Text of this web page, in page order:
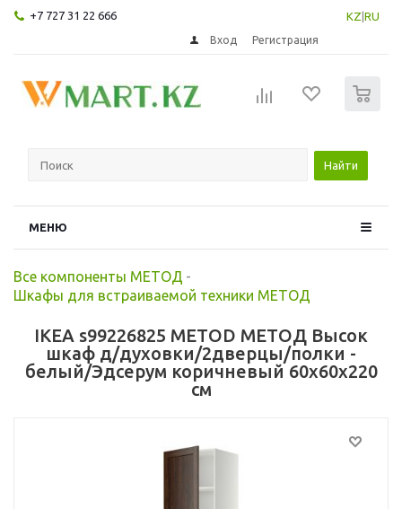
+7 727 31 22 666 KZ RU
Вход Регистрация
Найти
МЕНЮ
Все компоненты МЕТОД -
Шкафы для встраиваемой техники МЕТОД
IKEA s99226825 METOD МЕТОД Высок
шкаф д/духовки/2дверцы/полки -
белый/Эдсерум коричневый 60x60x220
см